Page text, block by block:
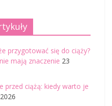
przygotować się do ciąży?
mają znaczenie 23
przed ciążą: kiedy warto je